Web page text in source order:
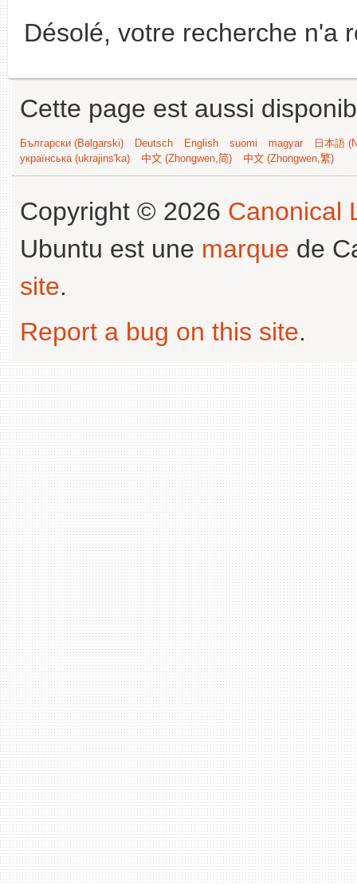
Désolé, votre recherche n'a
Cette page est aussi
Български (Bəlgarski) Deutsch English suomi magyar
日本語
українська (ukrajins'ka)
中文 (Zhongwen,简) 中文 (Zhongwen,繁)
Copyright © 2026 Canonical
Ubuntu est une marque de
site.
Report a bug on this site.